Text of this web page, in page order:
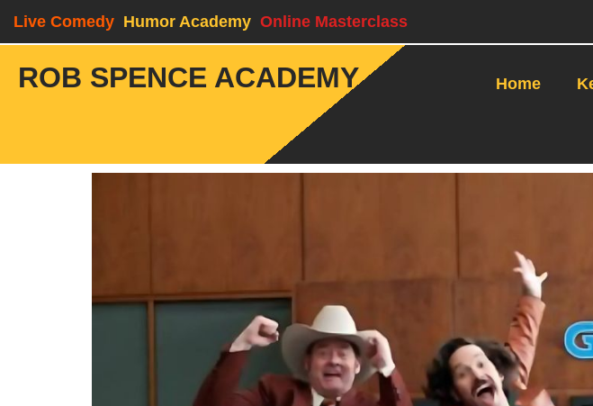
Live Comedy Humor Academy Online Masterclass
ROB SPENCE ACADEMY Home